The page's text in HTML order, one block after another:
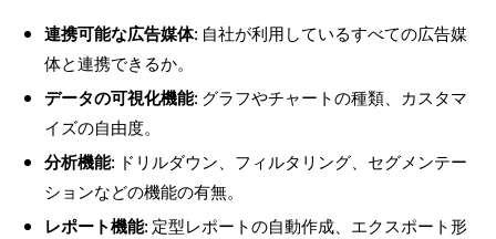
連携可能な広告媒体: 自社が利用しているすべての広告媒
体と連携できるか。
データの可視化機能: グラフやチャートの種類、カスタマ
イズの自由度。
分析機能: ドリルダウン、フィルタリング、セグメンテー
ションなどの機能の有無。
レポート機能: 定型レポートの自動作成、エクスポート形